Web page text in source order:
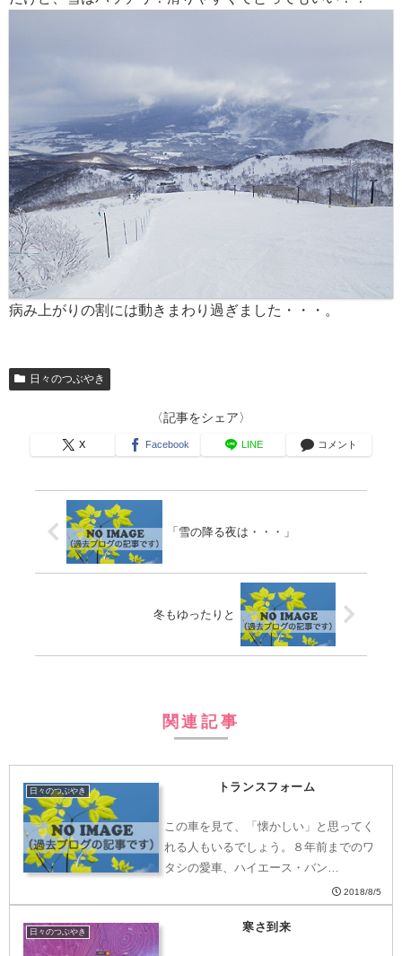
病み上がりの割には動きまわり過ぎました・・・。
日々のつぶやき
〈記事をシェア〉
X Facebook LINE コメント
「雪の降る夜は・・・」
冬もゆったりと
関連記事
日々のつぶやき トランスフォーム
この車を見て、「懐かしい」と思ってく
れる人もいるでしょう。８年前までのワ
タシの愛車、ハイエース・バン…
2018/8/5
日々のつぶやき 寒さ到来